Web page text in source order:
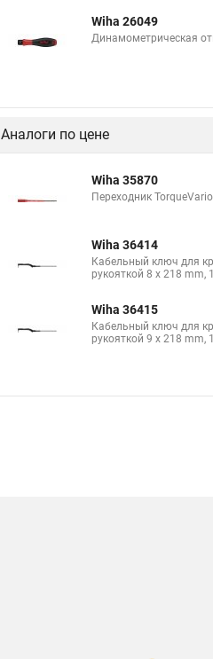
Wiha 26049
Динамометрическая
Аналоги по цене
Wiha 35870
Переходник
Wiha 36414
Кабельный ключ для
рукояткой 8 x 218 mm,
Wiha 36415
Кабельный ключ для
рукояткой 9 x 218 mm,